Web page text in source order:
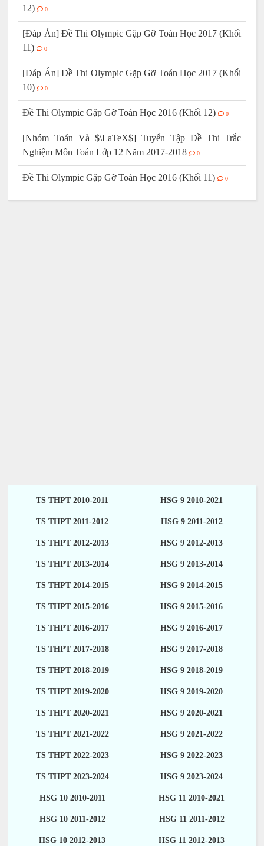
12)
0
[Đáp Án] Đề Thi Olympic Gặp Gỡ Toán Học 2017 (Khối
11)
0
[Đáp Án] Đề Thi Olympic Gặp Gỡ Toán Học 2017 (Khối
10)
0
Đề Thi Olympic Gặp Gỡ Toán Học 2016 (Khối 12) 0
[Nhóm Toán Và $\LaTeX$] Tuyển Tập Đề Thi Trắc
Nghiệm Môn Toán Lớp 12 Năm 2017-2018
0
Đề Thi Olympic Gặp Gỡ Toán Học 2016 (Khối 11) 0
TS THPT 2010-2011 HSG 9 2010-2021
TS THPT 2011-2012 HSG 9 2011-2012
TS THPT 2012-2013 HSG 9 2012-2013
TS THPT 2013-2014 HSG 9 2013-2014
TS THPT 2014-2015 HSG 9 2014-2015
TS THPT 2015-2016 HSG 9 2015-2016
TS THPT 2016-2017 HSG 9 2016-2017
TS THPT 2017-2018 HSG 9 2017-2018
TS THPT 2018-2019 HSG 9 2018-2019
TS THPT 2019-2020 HSG 9 2019-2020
TS THPT 2020-2021 HSG 9 2020-2021
TS THPT 2021-2022 HSG 9 2021-2022
TS THPT 2022-2023 HSG 9 2022-2023
TS THPT 2023-2024 HSG 9 2023-2024
HSG 10 2010-2011 HSG 11 2010-2021
HSG 10 2011-2012 HSG 11 2011-2012
HSG 10 2012-2013 HSG 11 2012-2013